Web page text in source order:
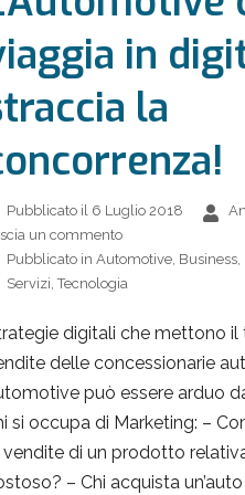
in
la
Pubblicato il 6 Luglio 2018
un commento
Pubblicato in Automotive Business
Servizi ,Tecnologia
digitali che mettono il
delle concessionarie
può essere arduo
si occupa di Marketing: –
vendite di un prodotto
– Chi acquista